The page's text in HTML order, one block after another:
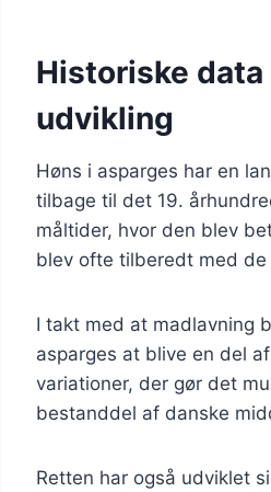
Historiske data
udvikling
Høns i asparges har en
tilbage til det 19.
måltider, hvor den blev
blev ofte tilberedt med
I takt med at madlavning
asparges at blive en del
variationer, der gør det
bestanddel af danske
Retten har også udviklet